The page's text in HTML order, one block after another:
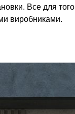
Все для
виробниками.